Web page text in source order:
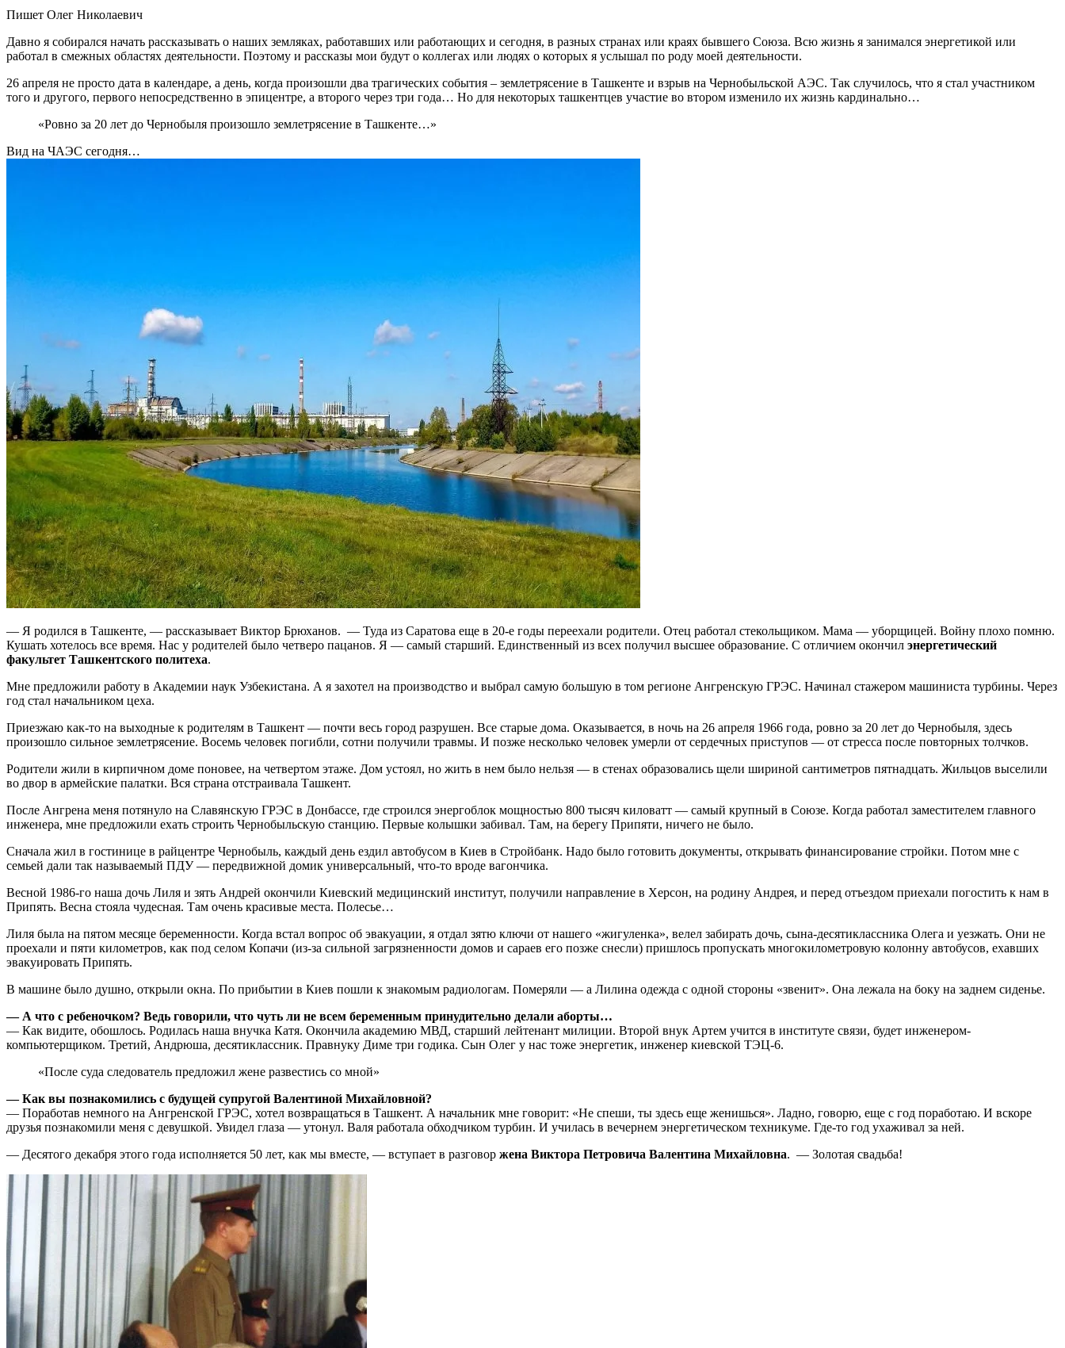
Пишет Олег Николаевич
Давно я собирался начать рассказывать о наших земляках, работавших или работающих и сегодня, в разных странах или краях бывшего Союза. Всю жизнь я занимался энергетикой или
работал в смежных областях деятельности. Поэтому и рассказы мои будут о коллегах или людях о которых я услышал по роду моей деятельности.
26 апреля не просто дата в календаре, а день, когда произошли два трагических события – землетрясение в Ташкенте и взрыв на Чернобыльской АЭС. Так случилось, что я стал участником
того и другого, первого непосредственно в эпицентре, а второго через три года… Но для некоторых ташкентцев участие во втором изменило их жизнь кардинально…
«Ровно за 20 лет до Чернобыля произошло землетрясение в Ташкенте…»
Вид на ЧАЭС сегодня…
— Я родился в Ташкенте, — рассказывает Виктор Брюханов. — Туда из Саратова еще в 20-е годы переехали родители. Отец работал стекольщиком. Мама — уборщицей. Войну плохо помню.
Кушать хотелось все время. Нас у родителей было четверо пацанов. Я — самый старший. Единственный из всех получил высшее образование. С отличием окончил энергетический
факультет Ташкентского политеха.
Мне предложили работу в Академии наук Узбекистана. А я захотел на производство и выбрал самую большую в том регионе Ангренскую ГРЭС. Начинал стажером машиниста турбины. Через
год стал начальником цеха.
Приезжаю как-то на выходные к родителям в Ташкент — почти весь город разрушен. Все старые дома. Оказывается, в ночь на 26 апреля 1966 года, ровно за 20 лет до Чернобыля, здесь
произошло сильное землетрясение. Восемь человек погибли, сотни получили травмы. И позже несколько человек умерли от сердечных приступов — от стресса после повторных толчков.
Родители жили в кирпичном доме поновее, на четвертом этаже. Дом устоял, но жить в нем было нельзя — в стенах образовались щели шириной сантиметров пятнадцать. Жильцов выселили
во двор в армейские палатки. Вся страна отстраивала Ташкент.
После Ангрена меня потянуло на Славянскую ГРЭС в Донбассе, где строился энергоблок мощностью 800 тысяч киловатт — самый крупный в Союзе. Когда работал заместителем главного
инженера, мне предложили ехать строить Чернобыльскую станцию. Первые колышки забивал. Там, на берегу Припяти, ничего не было.
Сначала жил в гостинице в райцентре Чернобыль, каждый день ездил автобусом в Киев в Стройбанк. Надо было готовить документы, открывать финансирование стройки. Потом мне с
семьей дали так называемый ПДУ — передвижной домик универсальный, что-то вроде вагончика.
Весной 1986-го наша дочь Лиля и зять Андрей окончили Киевский медицинский институт, получили направление в Херсон, на родину Андрея, и перед отъездом приехали погостить к нам в
Припять. Весна стояла чудесная. Там очень красивые места. Полесье…
Лиля была на пятом месяце беременности. Когда встал вопрос об эвакуации, я отдал зятю ключи от нашего «жигуленка», велел забирать дочь, сына-десятиклассника Олега и уезжать. Они не
проехали и пяти километров, как под селом Копачи (из-за сильной загрязненности домов и сараев его позже снесли) пришлось пропускать многокилометровую колонну автобусов, ехавших
эвакуировать Припять.
В машине было душно, открыли окна. По прибытии в Киев пошли к знакомым радиологам. Померяли — а Лилина одежда с одной стороны «звенит». Она лежала на боку на заднем сиденье.
— А что с ребеночком? Ведь говорили, что чуть ли не всем беременным принудительно делали аборты…
— Как видите, обошлось. Родилась наша внучка Катя. Окончила академию МВД, старший лейтенант милиции. Второй внук Артем учится в институте связи, будет инженером-
компьютерщиком. Третий, Андрюша, десятиклассник. Правнуку Диме три годика. Сын Олег у нас тоже энергетик, инженер киевской ТЭЦ-6.
«После суда следователь предложил жене развестись со мной»
— Как вы познакомились с будущей супругой Валентиной Михайловной?
— Поработав немного на Ангренской ГРЭС, хотел возвращаться в Ташкент. А начальник мне говорит: «Не спеши, ты здесь еще женишься». Ладно, говорю, еще с год поработаю. И вскоре
друзья познакомили меня с девушкой. Увидел глаза — утонул. Валя работала обходчиком турбин. И училась в вечернем энергетическом техникуме. Где-то год ухаживал за ней.
— Десятого декабря этого года исполняется 50 лет, как мы вместе, — вступает в разговор жена Виктора Петровича Валентина Михайловна. — Золотая свадьба!